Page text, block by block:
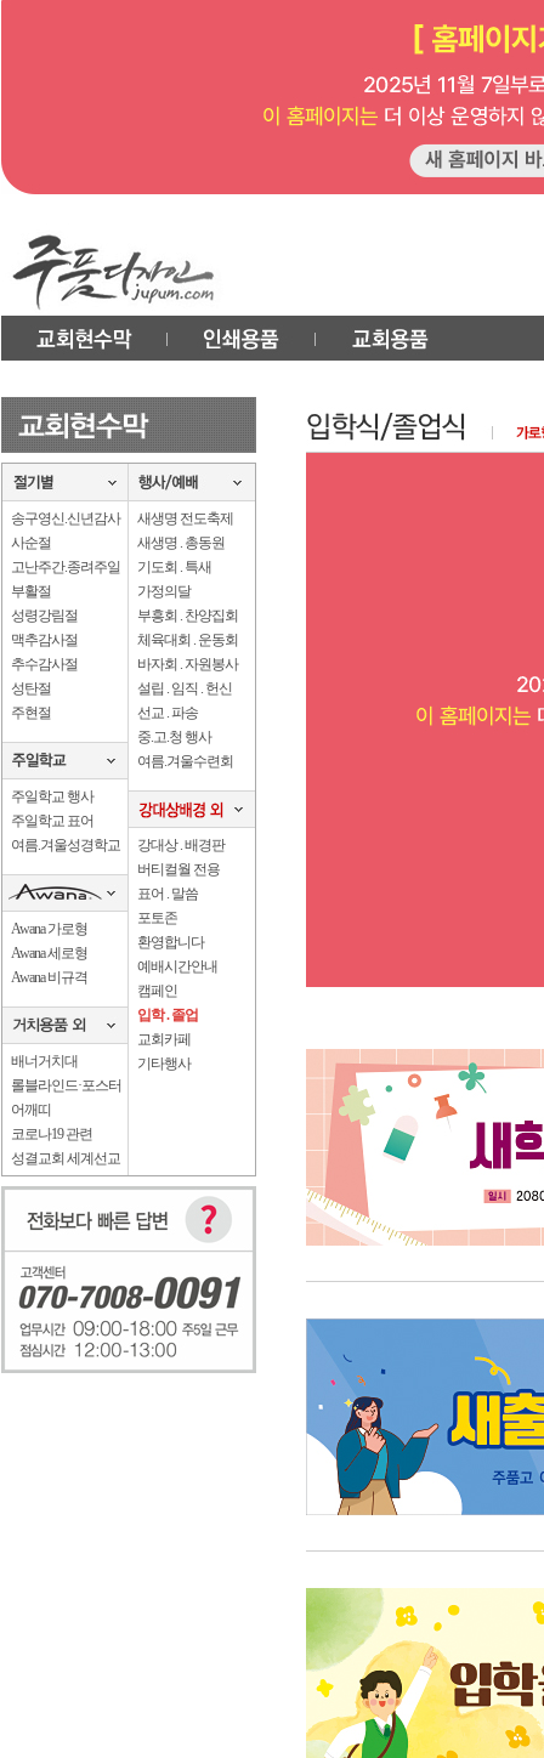
송구영신.신년감사
사순절
고난주간.종려주일
부활절
성령강림절
맥추감사절
추수감사절
성탄절
주현절
주일학교 행사
주일학교 표어
여름.겨울성경학교
Awana 가로형
Awana 세로형
Awana 비규격
배너거치대
롤블라인드·포스터
어깨띠
코로나19 관련
성결교회 세계선교
새생명 전도축제
새생명 . 총동원
기도회 . 특새
가정의달
부흥회 . 찬양집회
체육대회 . 운동회
바자회 . 자원봉사
설립 . 임직 . 헌신
선교 . 파송
중.고.청 행사
여름.겨울수련회
강대상 . 배경판
버티컬월 전용
표어 . 말씀
포토존
환영합니다
예배시간안내
캠페인
입학 . 졸업
교회카페
기타행사